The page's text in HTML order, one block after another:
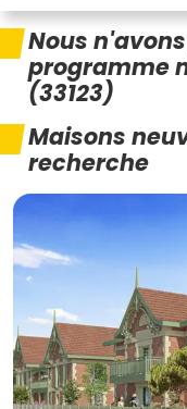
Nous
programme
(33123)
Maisons
recherche